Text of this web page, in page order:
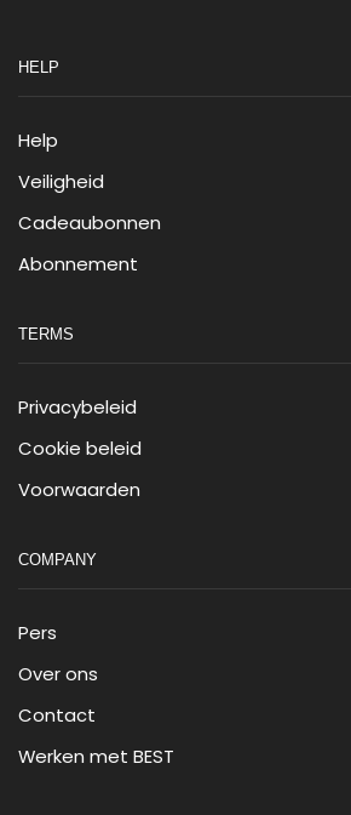
HELP
Help
Veiligheid
Cadeaubonnen
Abonnement
TERMS
Privacybeleid
Cookie beleid
Voorwaarden
COMPANY
Pers
Over ons
Contact
Werken met BEST